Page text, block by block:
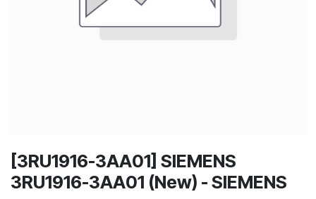
[3RU1916-3AA01] SIEMENS
3RU1916-3AA01 (New) - SIEMENS